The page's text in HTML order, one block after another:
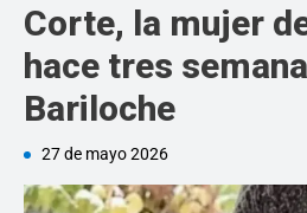
Corte, la mujer
hace tres
Bariloche
27 de mayo 2026